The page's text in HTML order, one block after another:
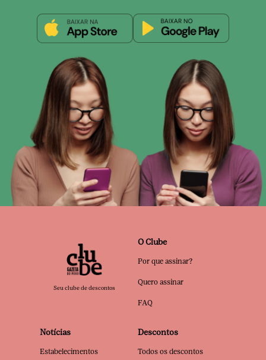
Seu clube de descontos
O Clube
Por que assinar?
Quero assinar
FAQ
Notícias
Estabelecimentos
Descontos
Todos os descontos